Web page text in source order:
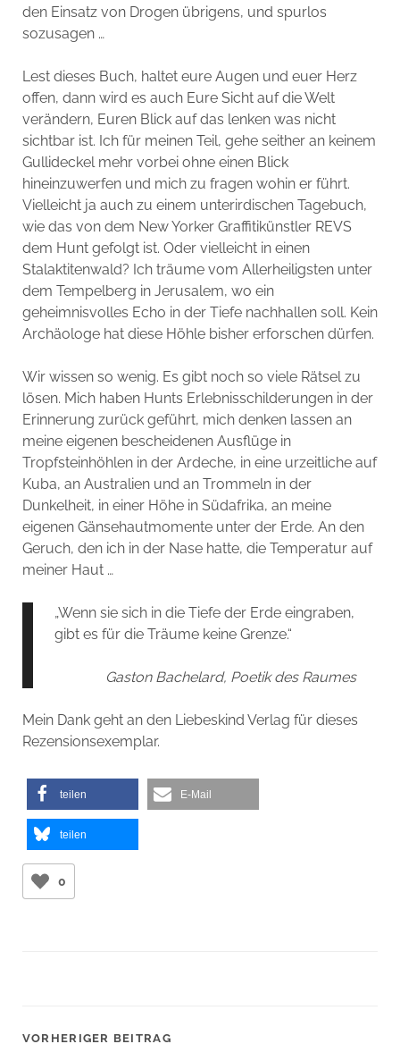
den Einsatz von Drogen übrigens, und spurlos
sozusagen …
Lest dieses Buch, haltet eure Augen und euer Herz
offen, dann wird es auch Eure Sicht auf die Welt
verändern, Euren Blick auf das lenken was nicht
sichtbar ist. Ich für meinen Teil, gehe seither an keinem
Gullideckel mehr vorbei ohne einen Blick
hineinzuwerfen und mich zu fragen wohin er führt.
Vielleicht ja auch zu einem unterirdischen Tagebuch,
wie das von dem New Yorker Graffitikünstler REVS
dem Hunt gefolgt ist. Oder vielleicht in einen
Stalaktitenwald? Ich träume vom Allerheiligsten unter
dem Tempelberg in Jerusalem, wo ein
geheimnisvolles Echo in der Tiefe nachhallen soll. Kein
Archäologe hat diese Höhle bisher erforschen dürfen.
Wir wissen so wenig. Es gibt noch so viele Rätsel zu
lösen. Mich haben Hunts Erlebnisschilderungen in der
Erinnerung zurück geführt, mich denken lassen an
meine eigenen bescheidenen Ausflüge in
Tropfsteinhöhlen in der Ardeche, in eine urzeitliche auf
Kuba, an Australien und an Trommeln in der
Dunkelheit, in einer Höhe in Südafrika, an meine
eigenen Gänsehautmomente unter der Erde. An den
Geruch, den ich in der Nase hatte, die Temperatur auf
meiner Haut …
„Wenn sie sich in die Tiefe der Erde eingraben,
gibt es für die Träume keine Grenze.“
Gaston Bachelard, Poetik des Raumes
Mein Dank geht an den Liebeskind Verlag für dieses
Rezensionsexemplar.
teilen E-Mail
teilen
0
VORHERIGER BEITRAG